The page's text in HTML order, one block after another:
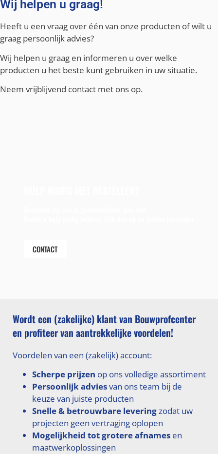
Wij helpen u graag!
Heeft u een vraag over één van onze producten of wilt u
graag persoonlijk advies?
Wij helpen u graag en informeren u over welke
producten u het beste kunt gebruiken in uw situatie.
Neem vrijblijvend contact met ons op.
CONTACT
Wordt een (zakelijke) klant van Bouwprofcenter
en profiteer van aantrekkelijke voordelen!
Voordelen van een (zakelijk) account:
Scherpe prijzen op ons volledige assortiment
Persoonlijk adviesvan ons team bij de
keuze van juiste producten
Snelle & betrouwbare leveringzodat uw
projecten geen vertraging oplopen
Mogelijkheid tot grotere afnamesen
maatwerkoplossingen